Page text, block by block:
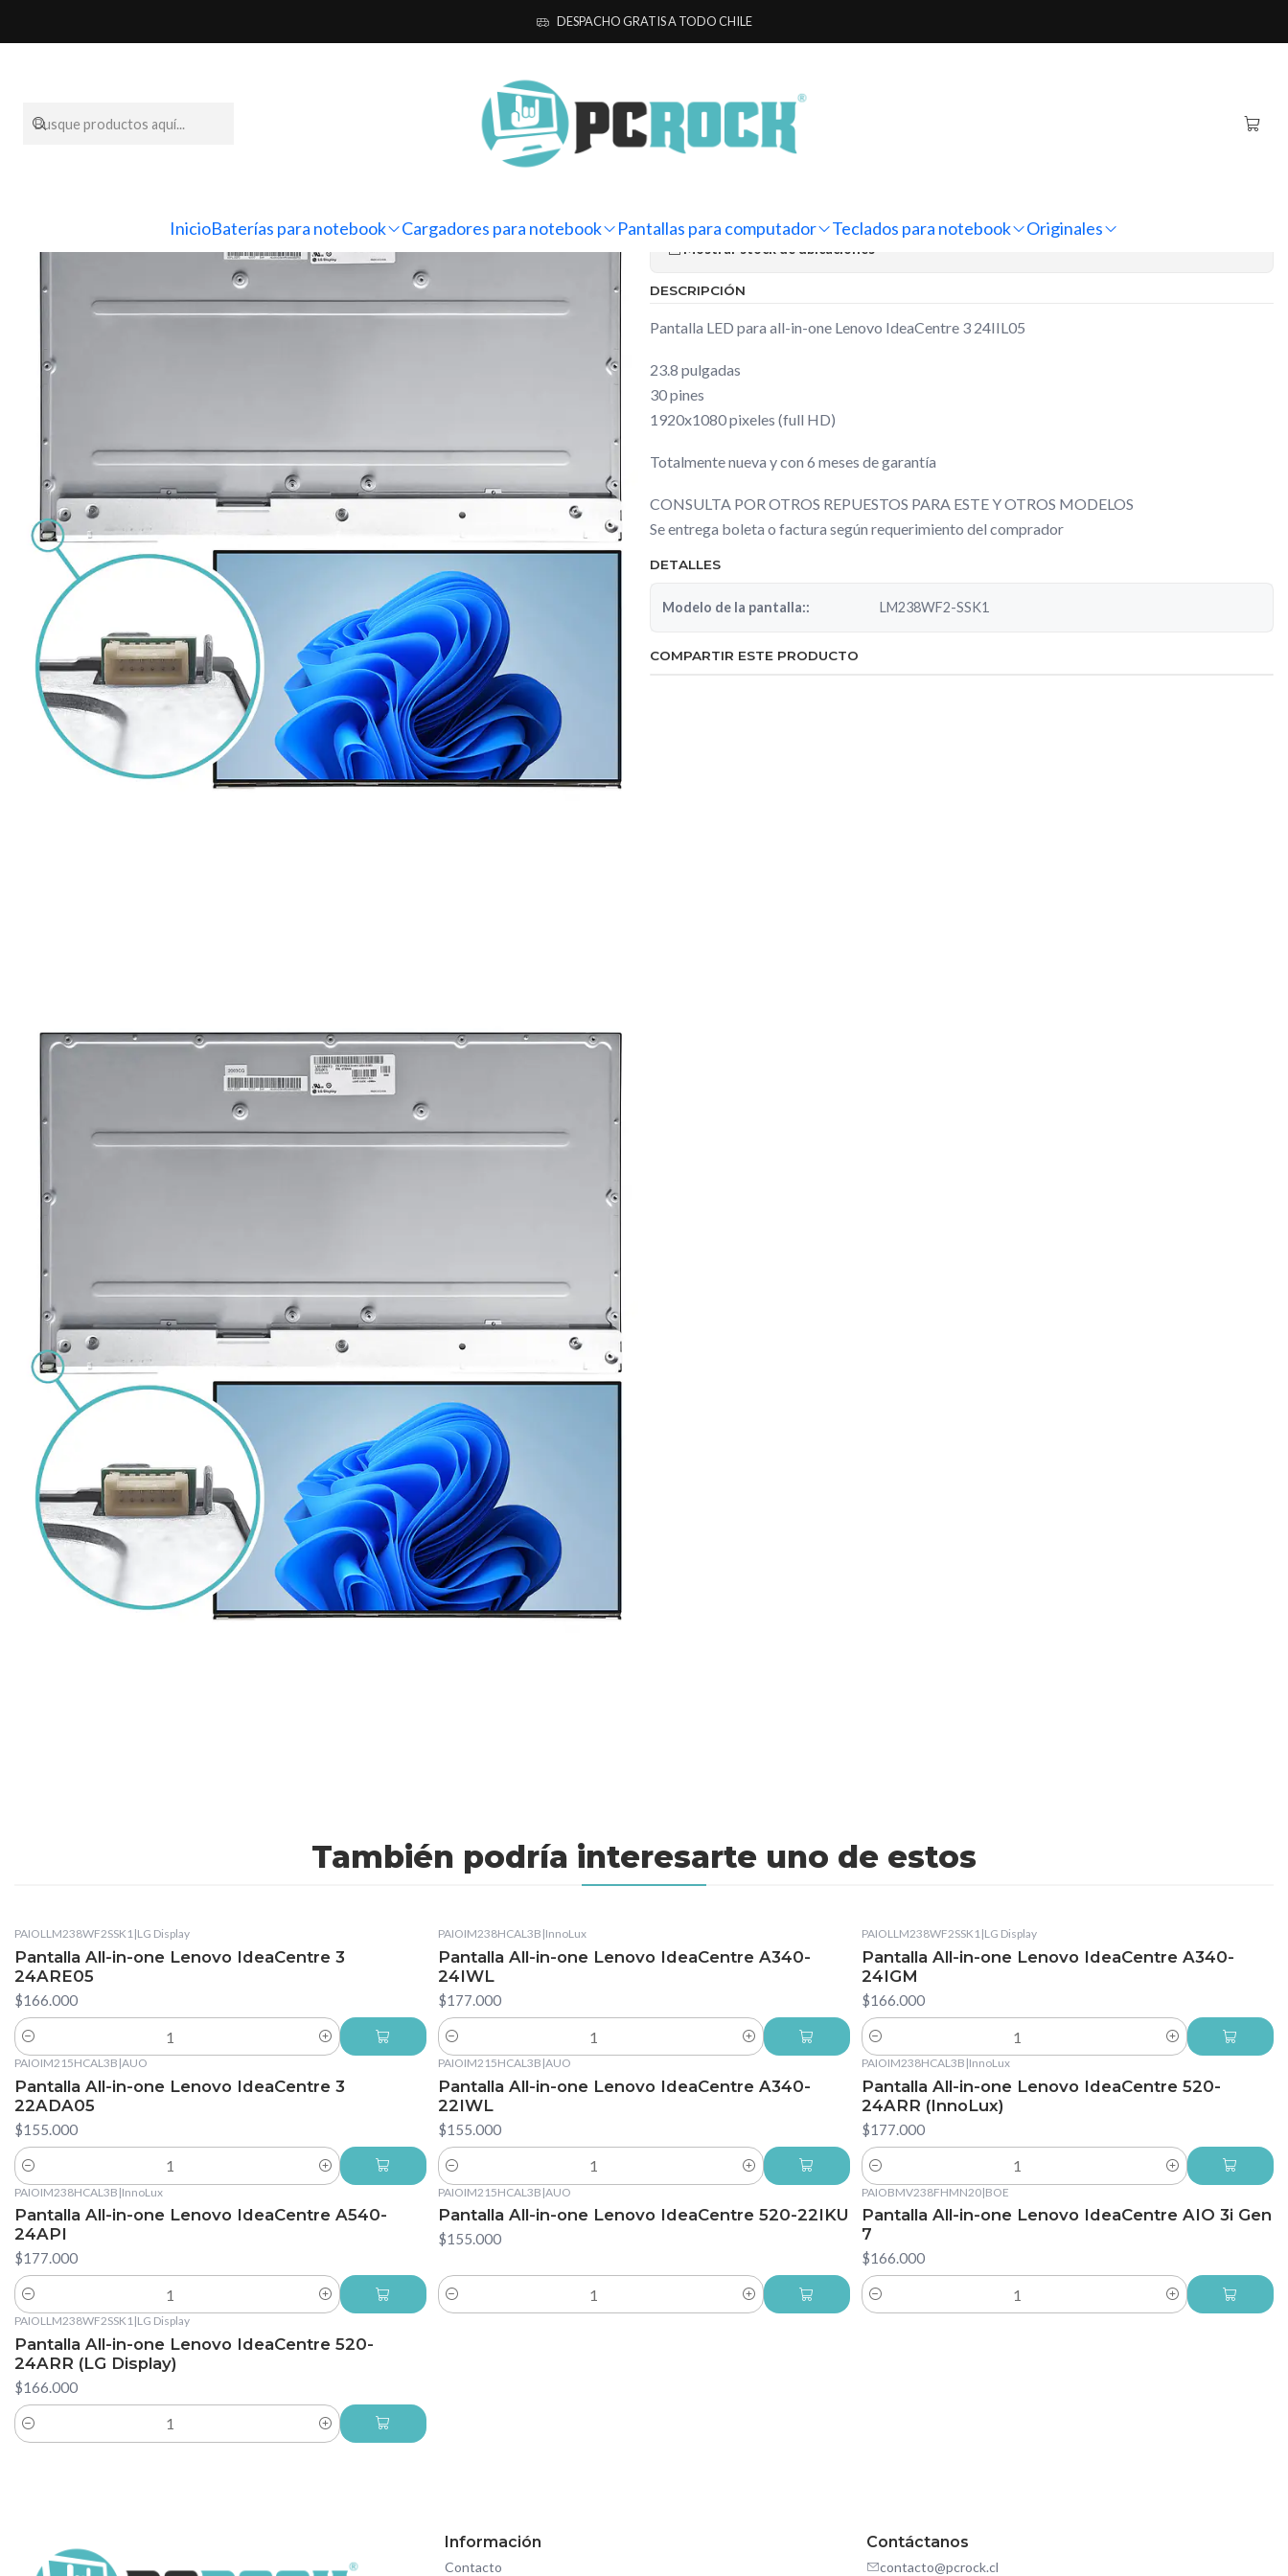
InicioBaterías para notebook Cargadores para notebook Pantallas para computador Teclados para notebook Originales
DESPACHO GRATIS A TODO CHILE
All-In-One Lenovo Pantalla All-in-one Lenovo IdeaCentre 3 24IIL05
Pantalla All-in-one Lenovo IdeaCentre
3 24IIL05
Mostrar stock de ubicaciones
DESCRIPCIÓN
Pantalla LED para all-in-one Lenovo IdeaCentre 3 24IIL05
23.8 pulgadas
30 pines
1920x1080 pixeles (full HD)
Totalmente nueva y con 6 meses de garantía
CONSULTA POR OTROS REPUESTOS PARA ESTE Y OTROS MODELOS
Se entrega boleta o factura según requerimiento del comprador
DETALLES
Modelo de la pantalla:: LM238WF2-SSK1
COMPARTIR ESTE PRODUCTO
También podría interesarte uno de estos
PAIOLLM238WF2SSK1|LG Display
Pantalla All-in-one Lenovo IdeaCentre 3
24ARE05
$166.000
Cantidad
PAIOIM238HCAL3B |InnoLux
Pantalla All-in-one Lenovo IdeaCentre A340-
24IWL
$177.000
Cantidad
PAIOLLM238WF2SSK1|LG Display
Pantalla All-in-one Lenovo IdeaCentre A340-
24IGM
$166.000
Cantidad
PAIOIM215HCAL3B |AUO
Pantalla All-in-one Lenovo IdeaCentre 3
22ADA05
$155.000
Cantidad
PAIOIM215HCAL3B |AUO
Pantalla All-in-one Lenovo IdeaCentre A340-
22IWL
$155.000
Cantidad
PAIOIM238HCAL3B |InnoLux
Pantalla All-in-one Lenovo IdeaCentre 520-
24ARR (InnoLux)
$177.000
Cantidad
PAIOIM238HCAL3B |InnoLux
Pantalla All-in-one Lenovo IdeaCentre A540-
24API
$177.000
Cantidad
PAIOIM215HCAL3B |AUO
Pantalla All-in-one Lenovo IdeaCentre 520-22IKU
$155.000
Cantidad
PAIOBMV238FHMN20|BOE
Pantalla All-in-one Lenovo IdeaCentre AIO 3i Gen
7
$166.000
Cantidad
PAIOLLM238WF2SSK1|LG Display
Pantalla All-in-one Lenovo IdeaCentre 520-
24ARR (LG Display)
$166.000
Cantidad
Información
Contacto
Contáctanos
contacto@pcrock.cl